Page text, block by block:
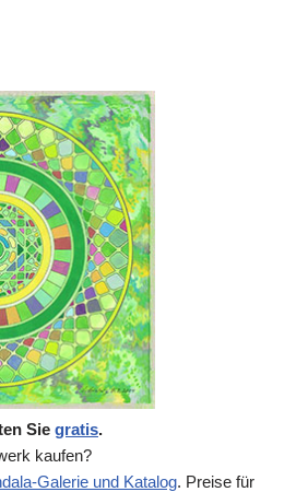
Sie gratis.
kaufen?
Galerie und Katalog. Preise für